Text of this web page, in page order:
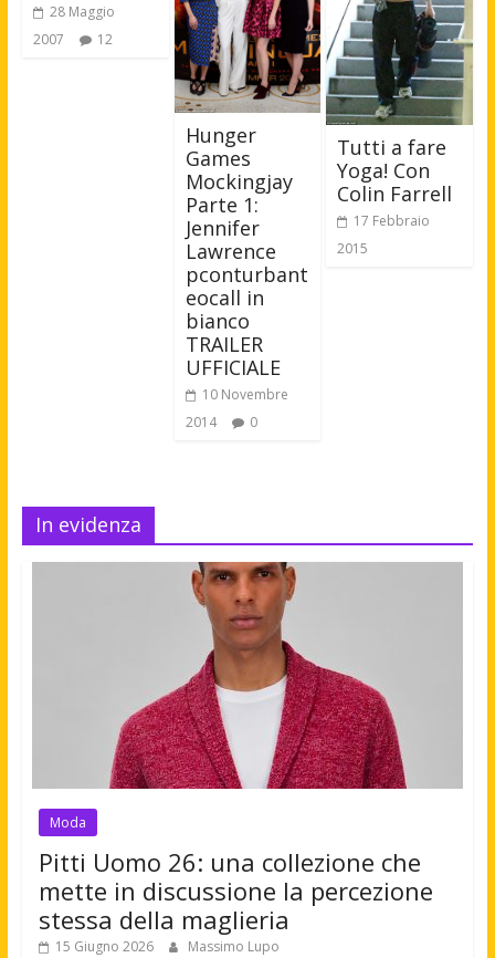
28 Maggio
2007
12
Hunger
Games
Mockingjay
Parte 1:
Jennifer
Lawrence
pconturbant
eocall in
bianco
TRAILER
UFFICIALE
10 Novembre
2014
0
Tutti a fare
Yoga! Con
Colin Farrell
17 Febbraio
2015
In evidenza
Moda
Pitti Uomo 26: una collezione che
mette in discussione la percezione
stessa della maglieria
15 Giugno 2026 Massimo Lupo